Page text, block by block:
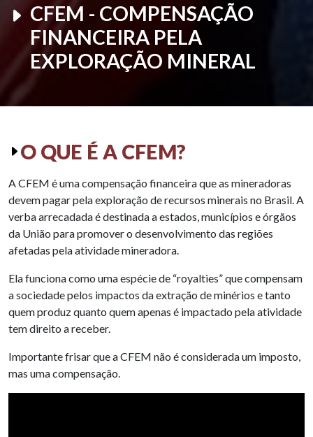
CFEM - COMPENSAÇÃO
FINANCEIRA PELA
EXPLORAÇÃO MINERAL
O QUE É A CFEM?
A CFEM é uma compensação financeira que as mineradoras
devem pagar pela exploração de recursos minerais no Brasil. A
verba arrecadada é destinada a estados, municípios e órgãos
da União para promover o desenvolvimento das regiões
afetadas pela atividade mineradora.
Ela funciona como uma espécie de “royalties” que compensam
a sociedade pelos impactos da extração de minérios e tanto
quem produz quanto quem apenas é impactado pela atividade
tem direito a receber.
Importante frisar que a CFEM não é considerada um imposto,
mas uma compensação.